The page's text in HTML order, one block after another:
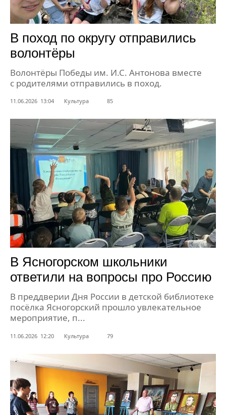
В поход по округу отправились
волонтёры
Волонтёры Победы им. И.С. Антонова вместе
с родителями отправились в поход.
11.06.2026 13:04 Культура 85
В Ясногорском школьники
ответили на вопросы про Россию
В преддверии Дня России в детской библиотеке
посёлка Ясногорский прошло увлекательное
мероприятие, п...
11.06.2026 12:20 Культура 79